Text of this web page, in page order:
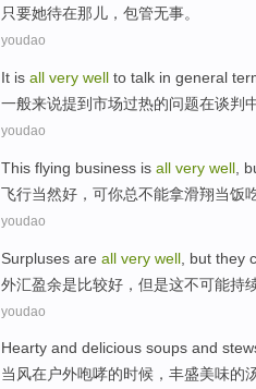
只要她待在那儿 ，包管无事。
youdao
It is all very well to talk in general
一般来说提到市场过热的问题在谈判
youdao
This flying business is all very well
飞行当然好 ， 可你总不能拿滑翔当饭
youdao
Surpluses are all very well but they
外汇盈余是比较好 ， 但是这不可能持
youdao
Hearty and delicious soups and
当风在户外咆哮的时候， 丰盛美味的